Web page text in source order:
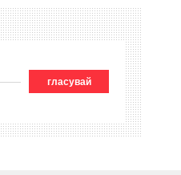
гласувай